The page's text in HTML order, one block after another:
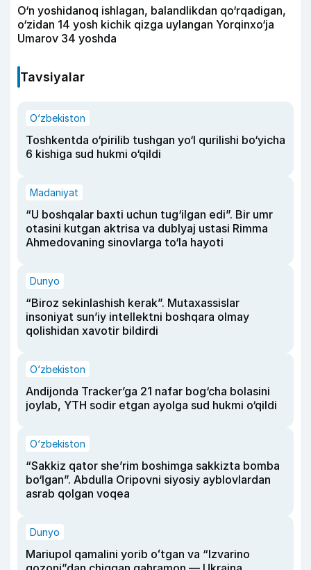
O‘n yoshidanoq ishlagan, balandlikdan qo‘rqadigan,
o‘zidan 14 yosh kichik qizga uylangan Yorqinxo‘ja
Umarov 34 yoshda
Tavsiyalar
O‘zbekiston
Toshkentda o‘pirilib tushgan yo‘l qurilishi bo‘yicha
6 kishiga sud hukmi o‘qildi
Madaniyat
“U boshqalar baxti uchun tug‘ilgan edi”. Bir umr
otasini kutgan aktrisa va dublyaj ustasi Rimma
Ahmedovaning sinovlarga to‘la hayoti
Dunyo
“Biroz sekinlashish kerak”. Mutaxassislar
insoniyat sun’iy intellektni boshqara olmay
qolishidan xavotir bildirdi
O‘zbekiston
Andijonda Tracker’ga 21 nafar bog‘cha bolasini
joylab, YTH sodir etgan ayolga sud hukmi o‘qildi
O‘zbekiston
“Sakkiz qator she’rim boshimga sakkizta bomba
bo‘lgan”. Abdulla Oripovni siyosiy ayblovlardan
asrab qolgan voqea
Dunyo
Mariupol qamalini yorib oʻtgan va “Izvarino